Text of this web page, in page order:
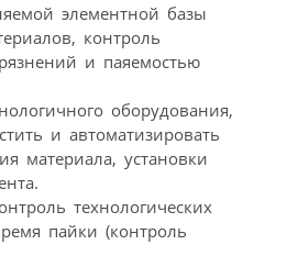
элементной базы
контроль
и паяемостью
оборудования,
и автоматизировать
материала, установки
технологических
пайки (контроль